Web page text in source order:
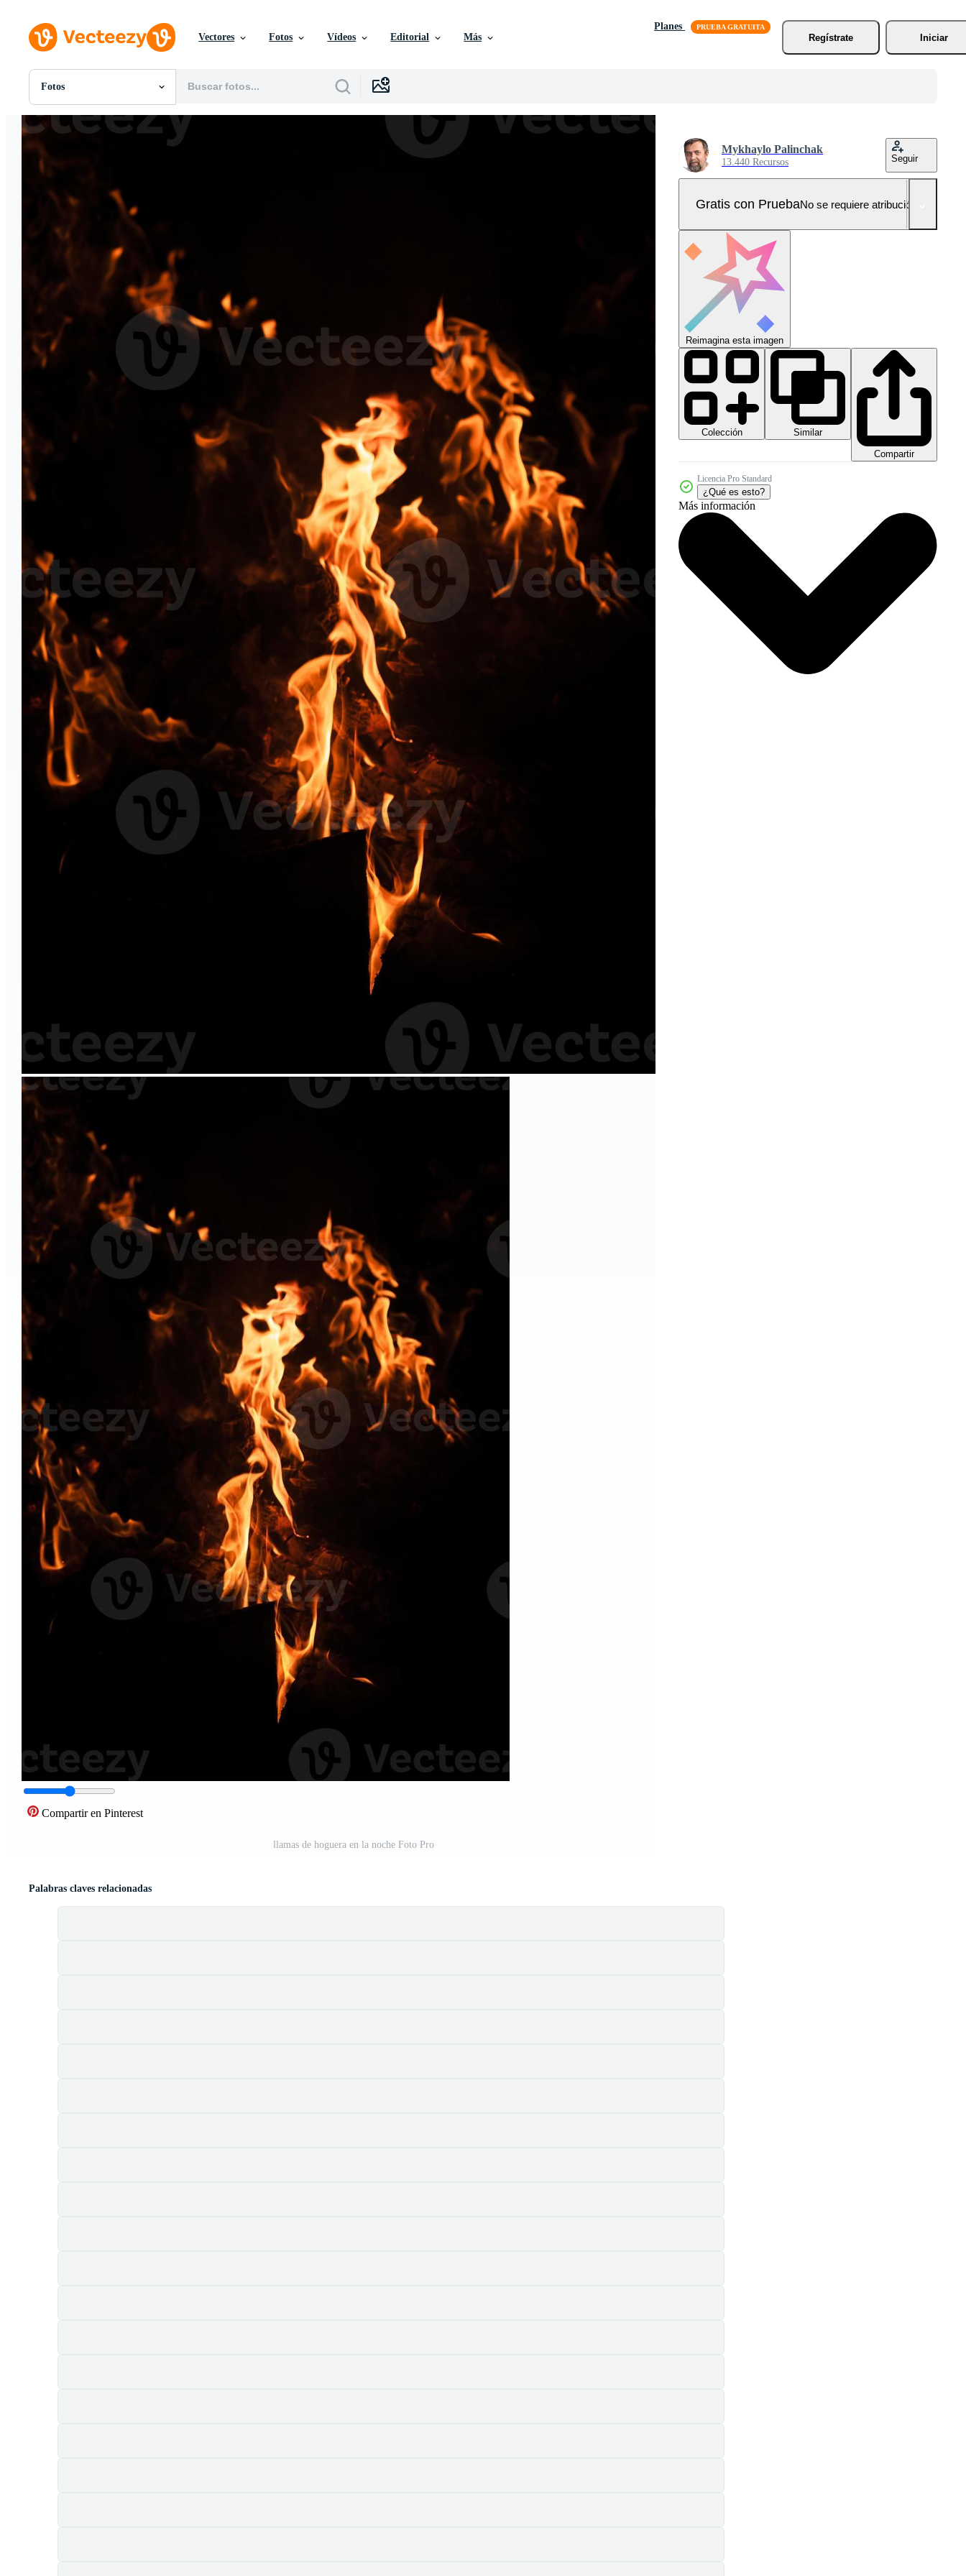
Vectores Fotos Vídeos Editorial Más
Planes
Regístrate
Iniciar
Fotos
Todas Imágenes
Fotos
PNGs
Vectores
Videos
Gráficos en Movimiento
Imágenes Editoriales
Eventos Editoriales
Compartir en Pinterest
llamas de hoguera en la noche Foto Pro
Mykhaylo Palinchak
13.440 Recursos Seguir
Gratis con PruebaNo se requiere atribución!
Reimagina esta imagen
Colección
Similar
Compartir
Licencia Pro Standard
¿Qué es esto?
Más información
Palabras claves relacionadas